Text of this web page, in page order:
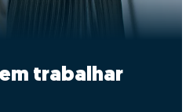
trabalhar